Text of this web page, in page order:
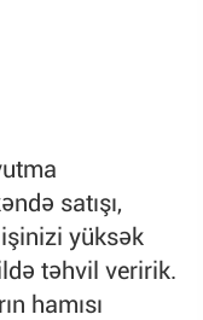
satışı,
işinizi yüksək
təhvil veririk.
hamısı